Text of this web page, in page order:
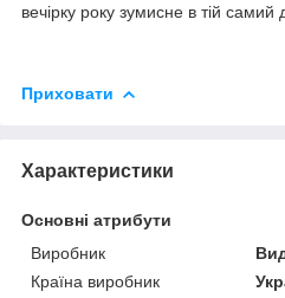
вечірку року зумисне в тій самий
Приховати
Характеристики
Основні атрибути
Виробник
Країна виробник